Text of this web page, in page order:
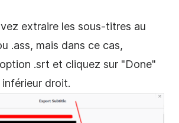
extraire les sous-titres au
.ass, mais dans ce cas,
.srt et cliquez sur "Done"
droit.